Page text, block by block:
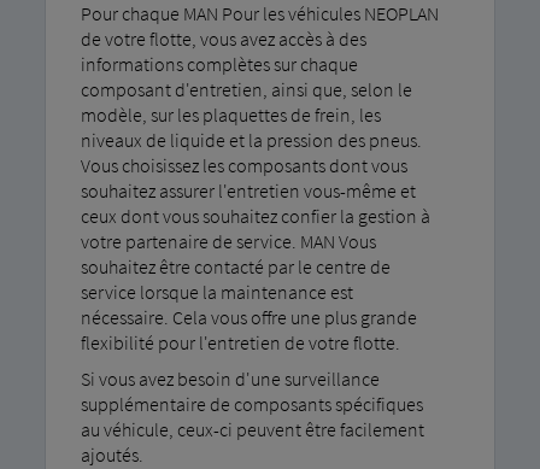
Pour chaque MAN Pour les véhicules NEOPLAN
de votre flotte, vous avez accès à des
informations complètes sur chaque
composant d'entretien, ainsi que, selon le
modèle, sur les plaquettes de frein, les
niveaux de liquide et la pression des pneus.
Vous choisissez les composants dont vous
souhaitez assurer l'entretien vous-même et
ceux dont vous souhaitez confier la gestion à
votre partenaire de service. MAN Vous
souhaitez être contacté par le centre de
service lorsque la maintenance est
nécessaire. Cela vous offre une plus grande
flexibilité pour l'entretien de votre flotte.
Si vous avez besoin d'une surveillance
supplémentaire de composants spécifiques
au véhicule, ceux-ci peuvent être facilement
ajoutés.